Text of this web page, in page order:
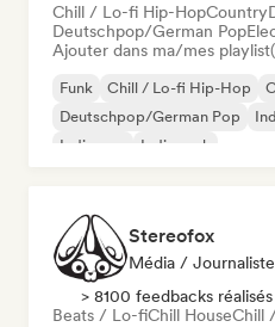
Chill / Lo-fi Hip-HopCountry
Deutschpop/German Pop
Ajouter dans ma/mes
Funk Chill / Lo-fi Hip-Hop
Deutschpop/German Pop
Indie pop
Indie rock
Stereofox
Média /
> 8100 feedbacks réalisés
Beats / Lo-fiChill HouseChill